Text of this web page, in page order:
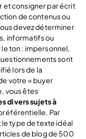
et consigner par écrit
de contenus ou
devez déterminer
informatifs ou
ton : impersonnel,
sont
lors de la
votre « buyer
vous êtes
divers sujets à
Par
le type de texte idéal
de blog de 500